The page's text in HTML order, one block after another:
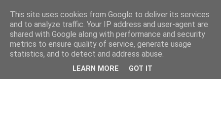
This site uses cookies from Google to deliver its services
and to analyze traffic. Your IP address and user-agent are
shared with Google along with performance and security
metrics to ensure quality of service, generate usage
statistics, and to detect and address abuse.
LEARN MORE GOT IT